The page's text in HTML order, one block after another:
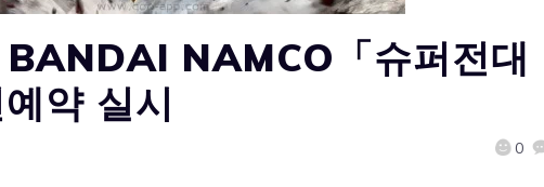
BANDAI NAMCO「슈퍼전대
약 실시
0